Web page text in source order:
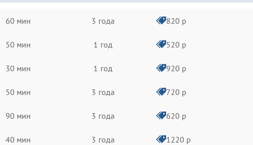
60 мин 3 года 820 р
50 мин 1 год 520 р
30 мин 1 год 920 р
50 мин 3 года 720 р
90 мин 3 года 620 р
40 мин 3 года 1220 р